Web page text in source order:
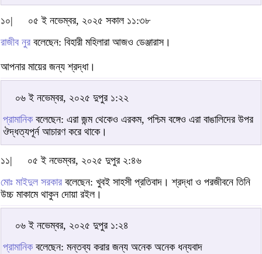
১০|
০৫ ই নভেম্বর, ২০২৫ সকাল ১১:৩৮
রাজীব নুর বলেছেন: বিহারী মহিলারা আজও ডেঞ্জারাস।
আপনার মায়ের জন্য শ্রদ্ধা।
০৬ ই নভেম্বর, ২০২৫ দুপুর ১:২২
প্রামানিকবলেছেন: এরা জন্ম থেকেও এরকম, পশ্চিম বঙ্গেও এরা বাঙালিদের উপর
ঔদ্ধত্যপূর্ন আচারণ করে থাকে।
১১|
০৫ ই নভেম্বর, ২০২৫ দুপুর ২:৪৬
মোঃ মাইদুল সরকার বলেছেন: খুবই সাহসী প্রতিবাদ। শ্রদ্ধা ও পরজীবনে তিনি
উচ্চ মাকামে থাকুন দোয়া রইল।
০৬ ই নভেম্বর, ২০২৫ দুপুর ১:২৪
প্রামানিকবলেছেন: মন্তব্য করার জন্য অনেক অনেক ধন্যবাদ